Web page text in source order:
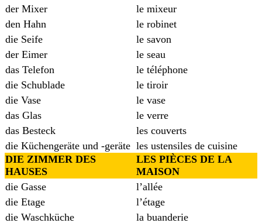
der Mixer
le mixeur
den Hahn
le robinet
die Seife
le savon
der Eimer
le seau
das Telefon
le téléphone
die Schublade
le tiroir
die Vase
le vase
das Glas
le verre
das Besteck
les couverts
die Küchengeräte und -geräte les ustensiles de cuisine
DIE ZIMMER DES
HAUSES
LES PIÈCES DE LA
MAISON
die Gasse
l’allée
die Etage
l’étage
die Waschküche
la buanderie